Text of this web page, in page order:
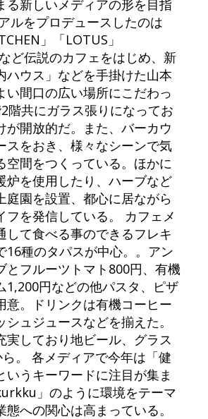
る新しいメディアの形を目指
ルをプロデュースしたのは
」「LOTUS」
ど伝説のカフェをはじめ、新
ハウス」などを手掛けた山本
い間口の広い場所にこだわっ
階共にガラス張りになってお
が開放的だ。また、バーカウ
スをおき、様々なシーンで気
空間をつくっている。ほかに
炉を使用したり、ハーブなど
庭園を設置、都心に居ながら
フを発信している。 カフェメ
して食べる事のできるフレキ
16種のタパスが中心。。アン
とフルーツトマト800円、有機
1,200円などの他パスタ、ピザ
意。ドリンクは有機コーヒー
ュジュースなどを揃えた。
実しており地ビール、グラス
。 各メディアで今年は「健
いうキーワードに注目が集ま
」のように環境をテーマ
態への関心は高まっている。